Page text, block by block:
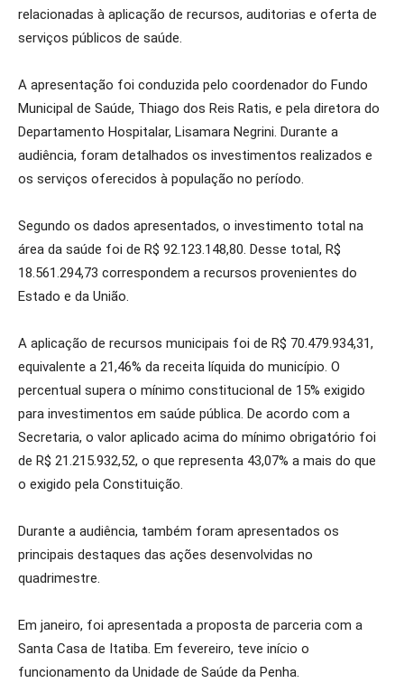
relacionadas à aplicação de recursos, auditorias e oferta de
serviços públicos de saúde.
A apresentação foi conduzida pelo coordenador do Fundo
Municipal de Saúde, Thiago dos Reis Ratis, e pela diretora do
Departamento Hospitalar, Lisamara Negrini. Durante a
audiência, foram detalhados os investimentos realizados e
os serviços oferecidos à população no período.
Segundo os dados apresentados, o investimento total na
área da saúde foi de R$ 92.123.148,80. Desse total, R$
18.561.294,73 correspondem a recursos provenientes do
Estado e da União.
A aplicação de recursos municipais foi de R$ 70.479.934,31,
equivalente a 21,46% da receita líquida do município. O
percentual supera o mínimo constitucional de 15% exigido
para investimentos em saúde pública. De acordo com a
Secretaria, o valor aplicado acima do mínimo obrigatório foi
de R$ 21.215.932,52, o que representa 43,07% a mais do que
o exigido pela Constituição.
Durante a audiência, também foram apresentados os
principais destaques das ações desenvolvidas no
quadrimestre.
Em janeiro, foi apresentada a proposta de parceria com a
Santa Casa de Itatiba. Em fevereiro, teve início o
funcionamento da Unidade de Saúde da Penha.